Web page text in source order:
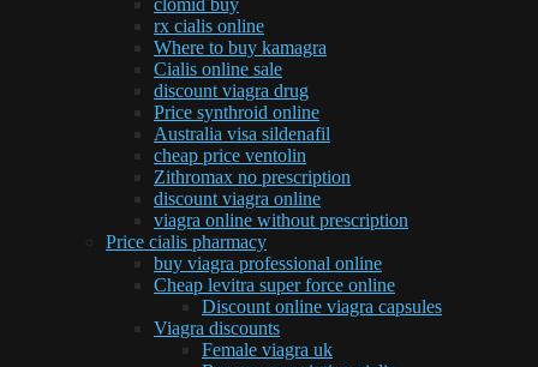
rx cialis online
Where to buy kamagra
Cialis online sale
discount viagra drug
Price synthroid online
Australia visa sildenafil
cheap price ventolin
Zithromax no prescription
discount viagra online
viagra online without prescription
Price cialis pharmacy
buy viagra professional online
Cheap levitra super force online
Discount online viagra capsules
Viagra discounts
Female viagra uk